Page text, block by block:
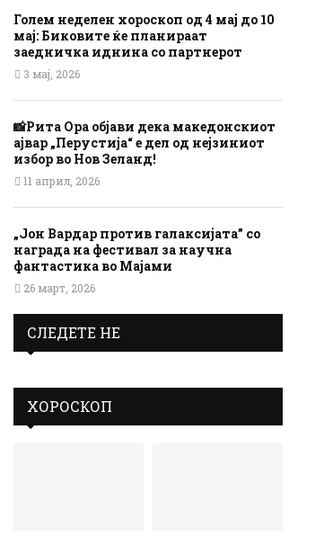
Голем неделен хороскоп од 4 мај до 10
мај: Биковите ќе планираат
заедничка иднина со партнерот
3 мај, 2026
📸Рита Ора објави дека македонскиот
ајвар „Перустија“ е дел од нејзиниот
избор во Нов Зеланд!
11 април, 2026
„Јон Вардар против галаксијата” со
награда на фестивал за научна
фантастика во Мајами
26 март, 2026
СЛЕДЕТЕ НЕ
ХОРОСКОП